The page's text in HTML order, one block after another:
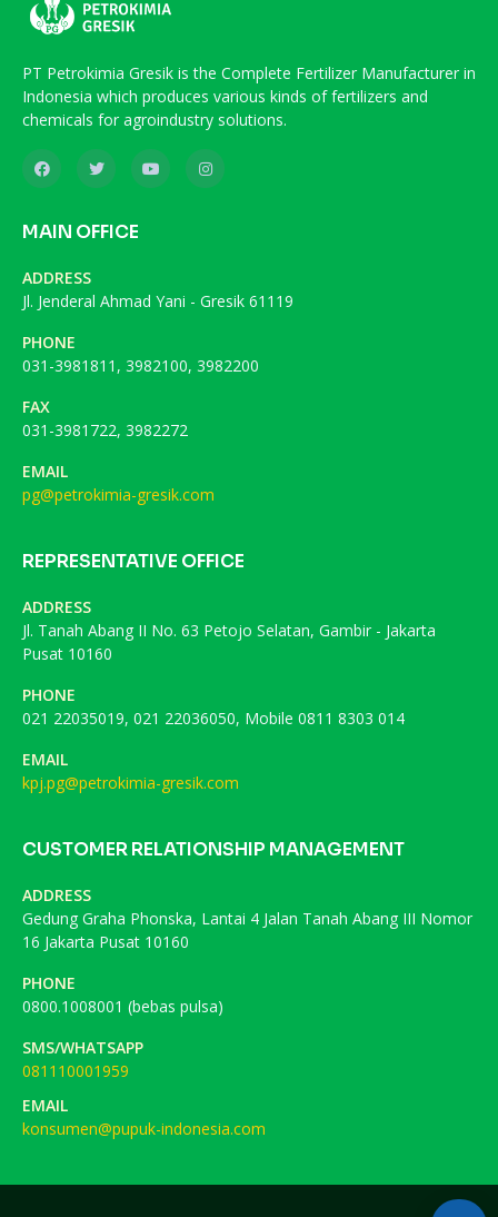
PT Petrokimia Gresik is the Complete Fertilizer Manufacturer in
Indonesia which produces various kinds of fertilizers and
chemicals for agroindustry solutions.
MAIN OFFICE
ADDRESS
Jl. Jenderal Ahmad Yani - Gresik 61119
PHONE
031-3981811, 3982100, 3982200
FAX
031-3981722, 3982272
EMAIL
pg@petrokimia-gresik.com
REPRESENTATIVE OFFICE
ADDRESS
Jl. Tanah Abang II No. 63 Petojo Selatan, Gambir - Jakarta
Pusat 10160
PHONE
021 22035019, 021 22036050, Mobile 0811 8303 014
EMAIL
kpj.pg@petrokimia-gresik.com
CUSTOMER RELATIONSHIP MANAGEMENT
ADDRESS
Gedung Graha Phonska, Lantai 4 Jalan Tanah Abang III Nomor
16 Jakarta Pusat 10160
PHONE
0800.1008001 (bebas pulsa)
SMS/WHATSAPP
081110001959
EMAIL
konsumen@pupuk-indonesia.com